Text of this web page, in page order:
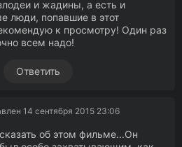
и жадины, а есть и
люди, попавшие в этот
к просмотру! Один раз
всем надо!
Ответить
14 сентября 2015 23:06
об этом фильме...Он